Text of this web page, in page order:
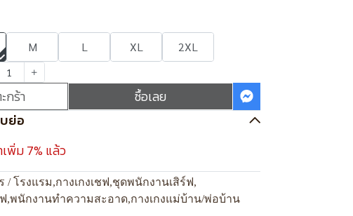
M L XL 2XL
กร้า
ซื้อเลย
ย่อ
พิ่ม 7% แล้ว
/ โรงแรม,กางเกงเชฟ,ชุดพนักงานเสิร์ฟ,
,พนักงานทำความสะอาด,กางเกงแม่บ้าน/พ่อบ้าน